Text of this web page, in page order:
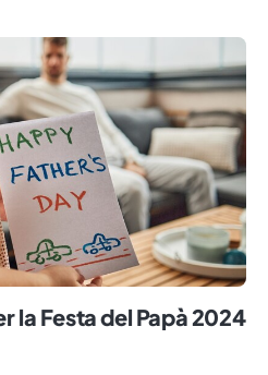
la Festa del Papà 2024